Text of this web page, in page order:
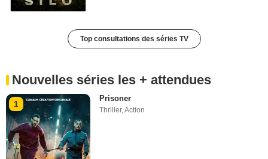
Top consultations des séries TV
Nouvelles séries les + attendues
1
Prisoner
Thriller,Action